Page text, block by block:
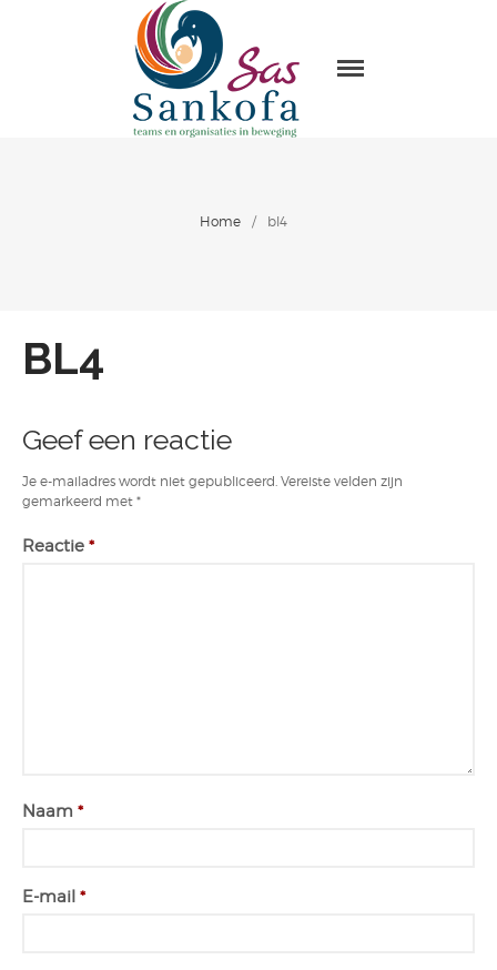
Home
Trainingen en Masterclasses
Sas Sankofa
Home / bl4
BL4
Geef een reactie
Je e-mailadres wordt niet gepubliceerd. Vereiste velden zijn
gemarkeerd met *
Reactie *
Naam *
E-mail *